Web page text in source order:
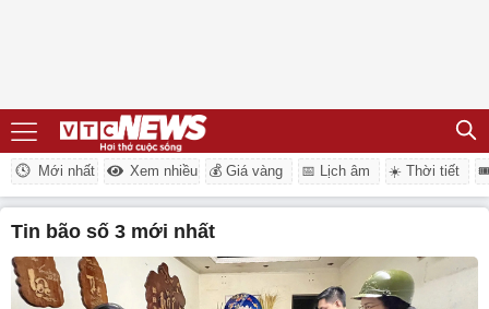
Mới nhất Xem nhiều 💰 Giá vàng 📅 Lịch âm ☀️ Thời tiết
tin bão số 3 mới nhất